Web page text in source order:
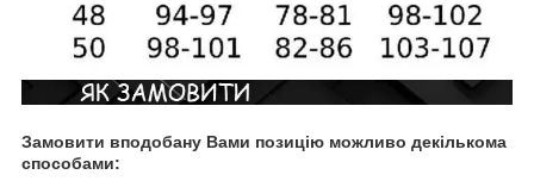
Замовити вподобану Вами позицію можливо декількома
способами: